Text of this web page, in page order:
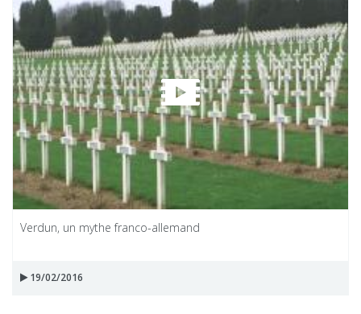
Verdun, un mythe franco-allemand
19/02/2016